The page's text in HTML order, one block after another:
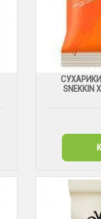
SNEKKIN